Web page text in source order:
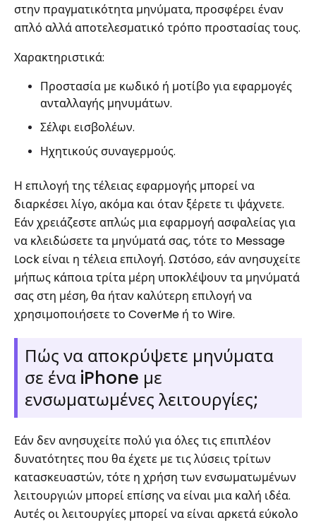
στην πραγματικότητα μηνύματα, προσφέρει έναν
απλό αλλά αποτελεσματικό τρόπο προστασίας τους.
Χαρακτηριστικά:
Προστασία με κωδικό ή μοτίβο για εφαρμογές
ανταλλαγής μηνυμάτων.
Σέλφι εισβολέων.
Ηχητικούς συναγερμούς.
Η επιλογή της τέλειας εφαρμογής μπορεί να
διαρκέσει λίγο, ακόμα και όταν ξέρετε τι ψάχνετε.
Εάν χρειάζεστε απλώς μια εφαρμογή ασφαλείας για
να κλειδώσετε τα μηνύματά σας, τότε το Message
Lock είναι η τέλεια επιλογή. Ωστόσο, εάν ανησυχείτε
μήπως κάποια τρίτα μέρη υποκλέψουν τα μηνύματά
σας στη μέση, θα ήταν καλύτερη επιλογή να
χρησιμοποιήσετε το CoverMe ή το Wire.
Πώς να αποκρύψετε μηνύματα
σε ένα iPhone με
ενσωματωμένες λειτουργίες;
Εάν δεν ανησυχείτε πολύ για όλες τις επιπλέον
δυνατότητες που θα έχετε με τις λύσεις τρίτων
κατασκευαστών, τότε η χρήση των ενσωματωμένων
λειτουργιών μπορεί επίσης να είναι μια καλή ιδέα.
Αυτές οι λειτουργίες μπορεί να είναι αρκετά εύκολο